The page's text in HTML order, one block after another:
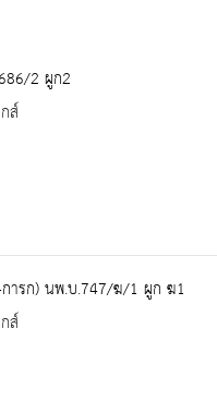
2 ผูก2
ส์
ารก) นพ.บ.747/ฆ/1 ผูก ฆ1
ส์